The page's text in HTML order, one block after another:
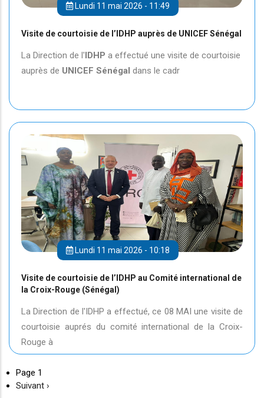
Lundi 11 mai 2026 - 11:49
Visite de courtoisie de l’IDHP auprès de UNICEF Sénégal
La Direction de l'IDHP a effectué une visite de courtoisie
auprès de UNICEF Sénégal dans le cadr
Lundi 11 mai 2026 - 10:18
Visite de courtoisie de l’IDHP au Comité international de
la Croix-Rouge (Sénégal)
La Direction de l'IDHP a effectué, ce 08 MAI une visite de
courtoisie auprés du comité international de la Croix-
Rouge à
Page 1
Page
Suivant ›